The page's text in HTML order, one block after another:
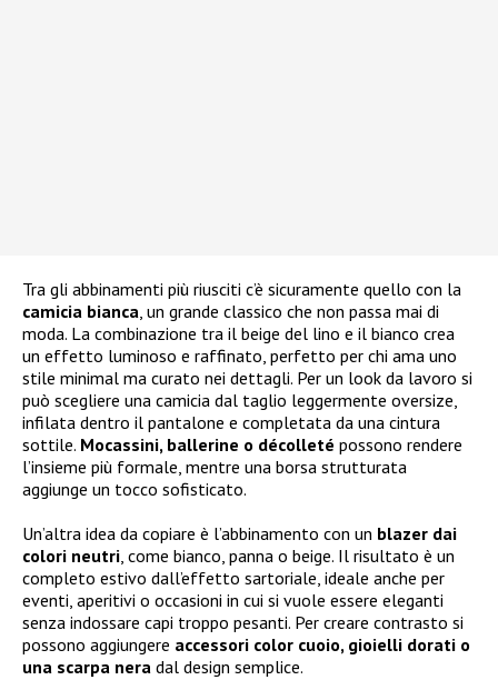
Tra gli abbinamenti più riusciti c’è sicuramente quello con la
camicia bianca, un grande classico che non passa mai di
moda. La combinazione tra il beige del lino e il bianco crea
un effetto luminoso e raffinato, perfetto per chi ama uno
stile minimal ma curato nei dettagli. Per un look da lavoro si
può scegliere una camicia dal taglio leggermente oversize,
infilata dentro il pantalone e completata da una cintura
sottile. Mocassini, ballerine o décolleté possono rendere
l’insieme più formale, mentre una borsa strutturata
aggiunge un tocco sofisticato.
Un’altra idea da copiare è l’abbinamento con un blazer dai
colori neutri, come bianco, panna o beige. Il risultato è un
completo estivo dall’effetto sartoriale, ideale anche per
eventi, aperitivi o occasioni in cui si vuole essere eleganti
senza indossare capi troppo pesanti. Per creare contrasto si
possono aggiungere accessori color cuoio, gioielli dorati o
una scarpa nera dal design semplice.